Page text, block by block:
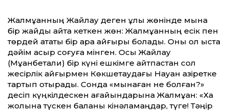
Жалмұқанның Жайлау деген ұлы жөнінде мына
бір жайды айта кеткен жөн: Жалмұқанның есік пен
төрдей атақты бір қара айғыры болады. Оны ол қыста
дәйім қасқыр соғуға мінген. Осы Жайлау
(Мұқанбетқали) бір күні ешкімге айтпастан сол
жесірлік айғырмен Көкшетаудағы Науан қазіретке
тартып отырады. Сонда «мынаған не болған?»
десіп күңкілдескен ағайындарына Жалмұқан: «Хақ
жолына түскен баланы кінәламаңдар, түге! Тәңір